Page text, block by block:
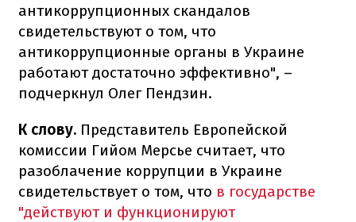
антикоррупционных скандалов
свидетельствуют о том, что
антикоррупционные органы в Украине
работают достаточно эффективно", –
подчеркнул Олег Пендзин.
К слову. Представитель Европейской
комиссии Гийом Мерсье считает, что
разоблачение коррупции в Украине
свидетельствует о том, что в государстве
"действуют и функционируют